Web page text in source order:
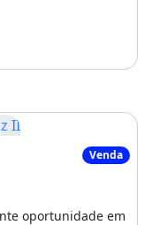
Venda
oportunidade em